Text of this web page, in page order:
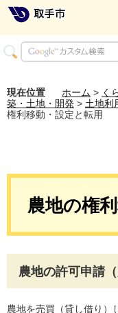
現在位置 ホーム > く
築・土地・開発 > 土地利
権利移動・設定と転用
農地の権
農地の許可申請
農地を売買（貸し借り）